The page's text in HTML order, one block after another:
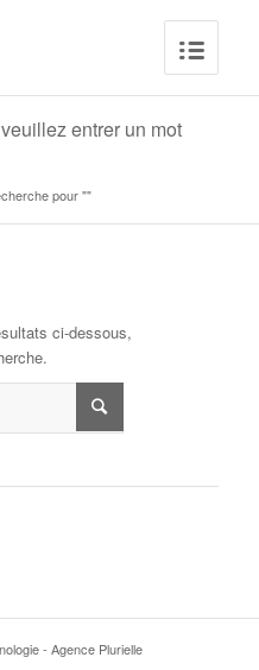
entrer un mot
pour ""
ci-dessous,
- Agence Plurielle